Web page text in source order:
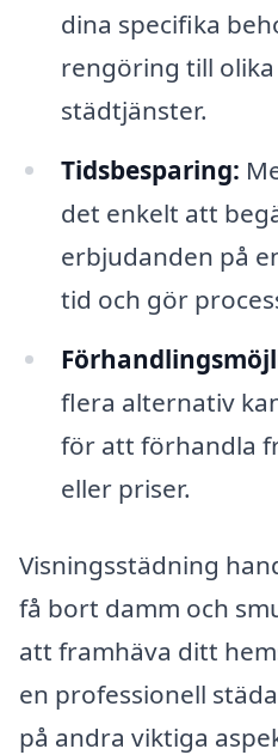
dina specifika
rengöring till
städtjänster.
Tidsbesparing:
det enkelt att
erbjudanden på
tid och gör
flera alternativ
för att förhandla
eller priser.
Visningsstädning
få bort damm och
att framhäva ditt
en professionell
på andra viktiga